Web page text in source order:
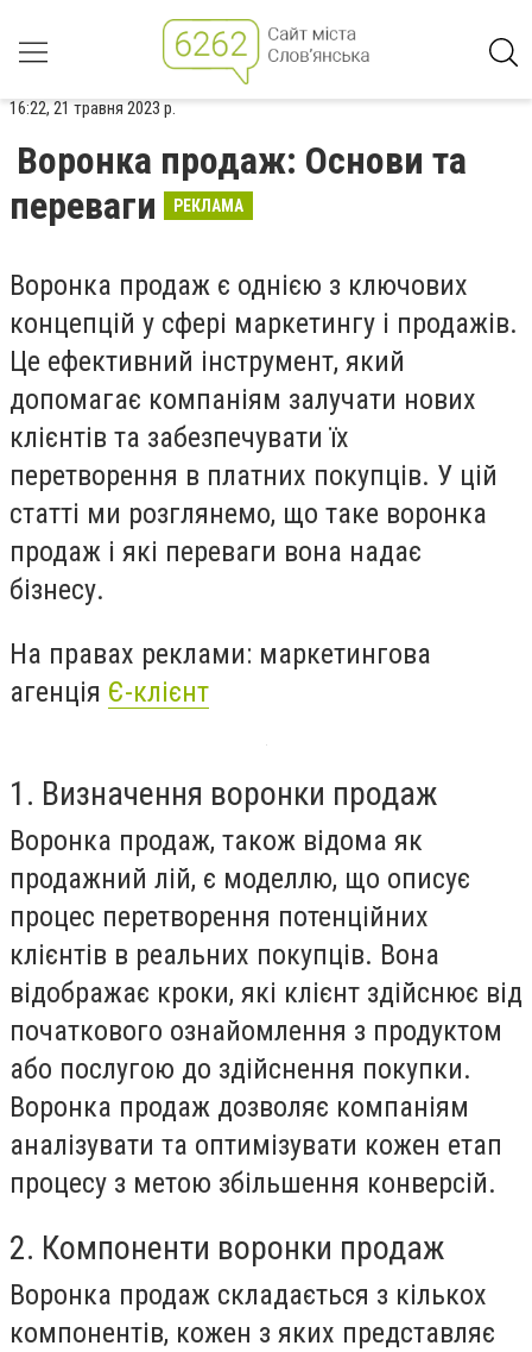
16:22, 21 травня 2023 р.
Воронка продаж: Основи та
переваги
РЕКЛАМА
Воронка продаж є однією з ключових
концепцій у сфері маркетингу і продажів.
Це ефективний інструмент, який
допомагає компаніям залучати нових
клієнтів та забезпечувати їх
перетворення в платних покупців. У цій
статті ми розглянемо, що таке воронка
продаж і які переваги вона надає
бізнесу.
На правах реклами: маркетингова
агенція Є-клієнт
1. Визначення воронки продаж
Воронка продаж, також відома як
продажний лій, є моделлю, що описує
процес перетворення потенційних
клієнтів в реальних покупців. Вона
відображає кроки, які клієнт здійснює від
початкового ознайомлення з продуктом
або послугою до здійснення покупки.
Воронка продаж дозволяє компаніям
аналізувати та оптимізувати кожен етап
процесу з метою збільшення конверсій.
2. Компоненти воронки продаж
Воронка продаж складається з кількох
компонентів, кожен з яких представляє